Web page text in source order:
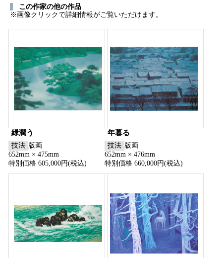
この作家の他の作品
※画像クリックで詳細情報がご覧いただけます。
緑潤う
技法 版画
652mm × 475mm
特別価格 605,000円(税込)
年暮る
技法 版画
652mm × 476mm
特別価格 660,000円(税込)